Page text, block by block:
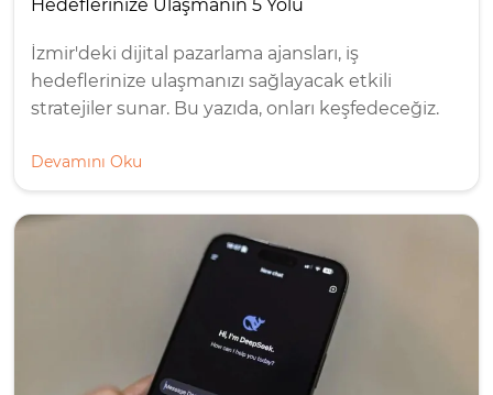
Hedeflerinize Ulaşmanın 5 Yolu
İzmir'deki dijital pazarlama ajansları, iş
hedeflerinize ulaşmanızı sağlayacak etkili
stratejiler sunar. Bu yazıda, onları keşfedeceğiz.
Devamını Oku